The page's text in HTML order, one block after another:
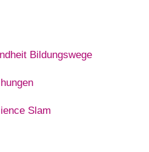
Bildungswege
Slam